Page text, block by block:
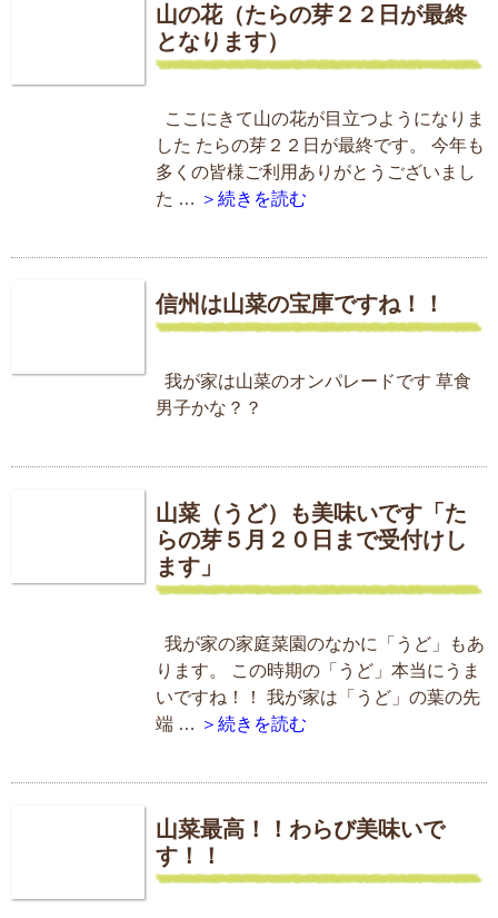
山の花（たらの芽２２日が最終
となります）
ここにきて山の花が目立つようになりま
した たらの芽２２日が最終です。 今年も
多くの皆様ご利用ありがとうございまし
た … ＞続きを読む
信州は山菜の宝庫ですね！！
我が家は山菜のオンパレードです 草食
男子かな？？
山菜（うど）も美味いです「た
らの芽５月２０日まで受付けし
ます」
我が家の家庭菜園のなかに「うど」もあ
ります。 この時期の「うど」本当にうま
いですね！！ 我が家は「うど」の葉の先
端 … ＞続きを読む
山菜最高！！わらび美味いで
す！！